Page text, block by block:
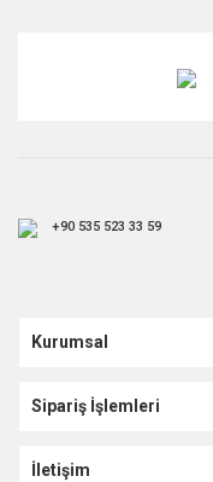
+90 535 523 33 59
Kurumsal
Sipariş İşlemleri
İletişim